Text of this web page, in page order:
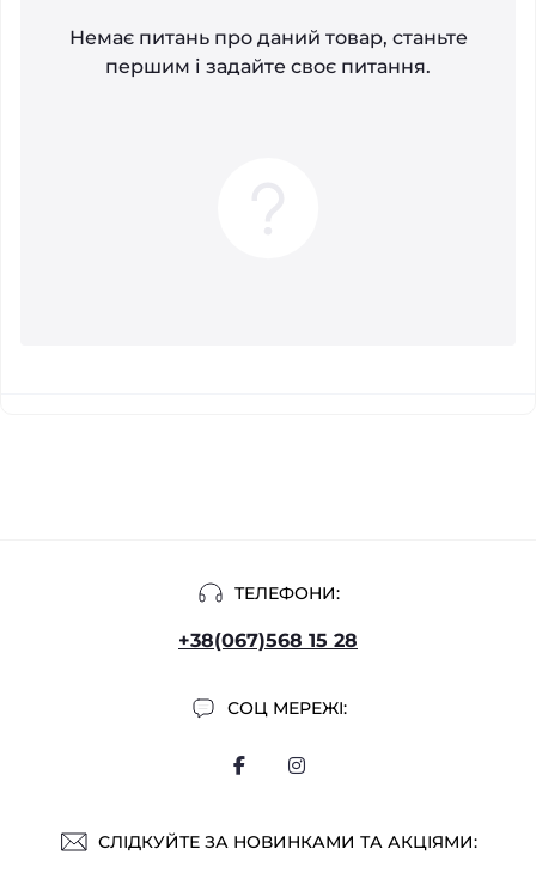
Немає питань про даний товар, станьте
першим і задайте своє питання.
ТЕЛЕФОНИ:
+38(067)568 15 28
СОЦ МЕРЕЖІ:
СЛІДКУЙТЕ ЗА НОВИНКАМИ ТА АКЦІЯМИ: